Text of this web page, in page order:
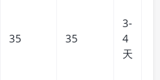
35 35
3-
4
天